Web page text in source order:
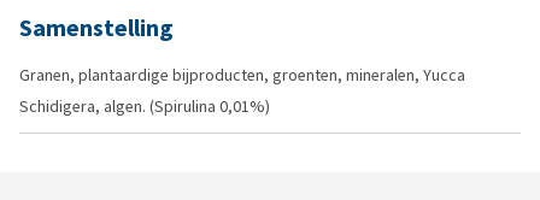
Samenstelling
Granen, plantaardige bijproducten, groenten, mineralen, Yucca
Schidigera, algen. (Spirulina 0,01%)